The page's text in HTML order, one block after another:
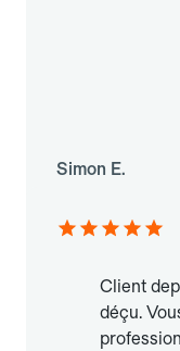
Simon E.
Client
déçu.